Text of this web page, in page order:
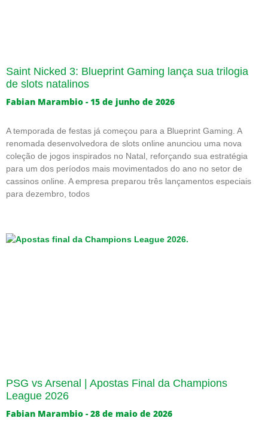
Saint Nicked 3: Blueprint Gaming lança sua trilogia
de slots natalinos
Fabian Marambio 15 de junho de 2026
A temporada de festas já começou para a Blueprint Gaming. A
renomada desenvolvedora de slots online anunciou uma nova
coleção de jogos inspirados no Natal, reforçando sua estratégia
para um dos períodos mais movimentados do ano no setor de
cassinos online. A empresa preparou três lançamentos especiais
para dezembro, todos
PSG vs Arsenal | Apostas Final da Champions
League 2026
Fabian Marambio 28 de maio de 2026